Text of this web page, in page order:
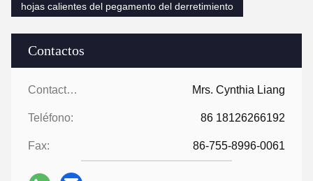
Contactos
Contactos: Mrs. Cynthia Liang
Teléfono: 86 18126266192
Fax: 86-755-8996-0061
hojas calientes del pegamento del derretimiento